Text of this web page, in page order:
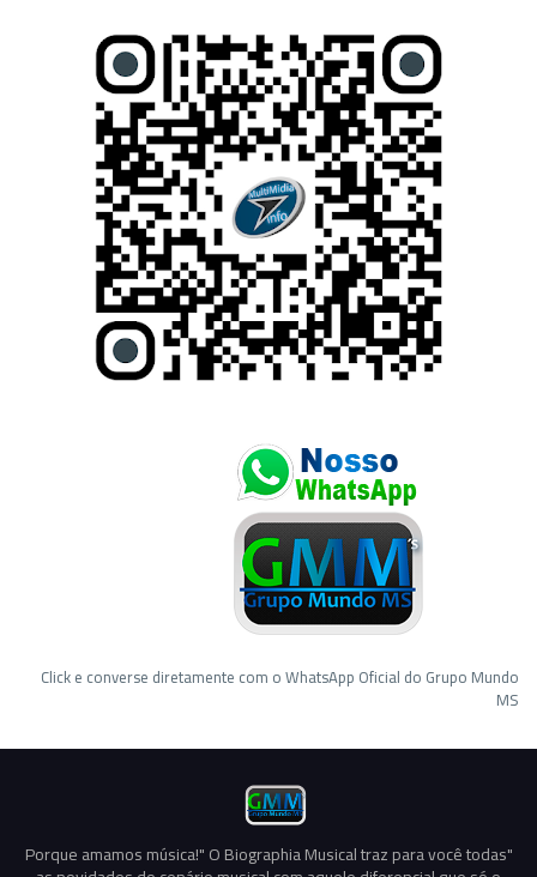
Click e converse diretamente com o WhatsApp Oficial do Grupo Mundo
MS
"Porque amamos música!" O Biographia Musical traz para você todas